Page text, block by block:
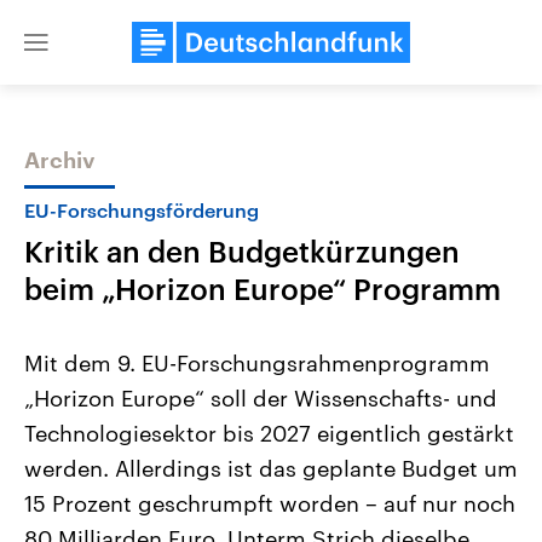
Close
Themen
Landtagswahl Sachsen-Anhalt
2026
Alle Informationen
Sachsen-Anhalt wählt am 6.
September 2026 einen neuen
Landtag. Seit 2021 wird das
Bundesland von einer Koalition aus
USA
Aktuelle Beiträge,
Hintergründe
Wirtschaftlich und
gehören die Vereinigten
den mächtigsten Ländern
mit großem Einfluss auf
Archiv
EU-Forschungsförderung
Kritik an den Budgetkürzungen
beim „Horizon Europe“ Programm
Mit dem 9. EU-Forschungsrahmenprogramm
„Horizon Europe“ soll der Wissenschafts- und
Technologiesektor bis 2027 eigentlich gestärkt
werden. Allerdings ist das geplante Budget um
15 Prozent geschrumpft worden – auf nur noch